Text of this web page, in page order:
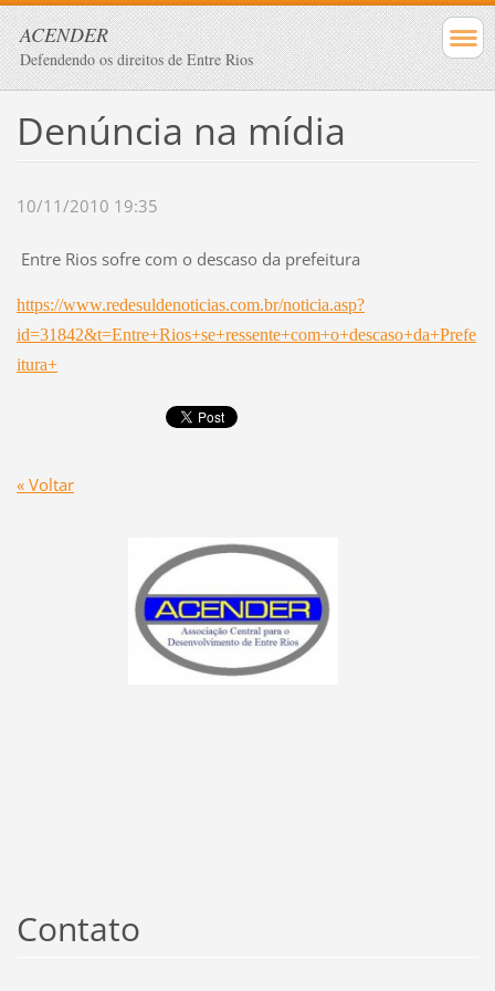
ACENDER
Defendendo os direitos de Entre Rios
Denúncia na mídia
10/11/2010 19:35
Entre Rios sofre com o descaso da prefeitura
https://www.redesuldenoticias.com.br/noticia.asp?
id=31842&t=Entre+Rios+se+ressente+com+o+descaso+da+Prefe
itura+
« Voltar
Contato